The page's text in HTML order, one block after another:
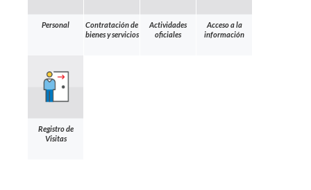
Personal
Contratación de
bienes y servicios
Actividades
oficiales
Acceso a la
información
Registro de
Visitas